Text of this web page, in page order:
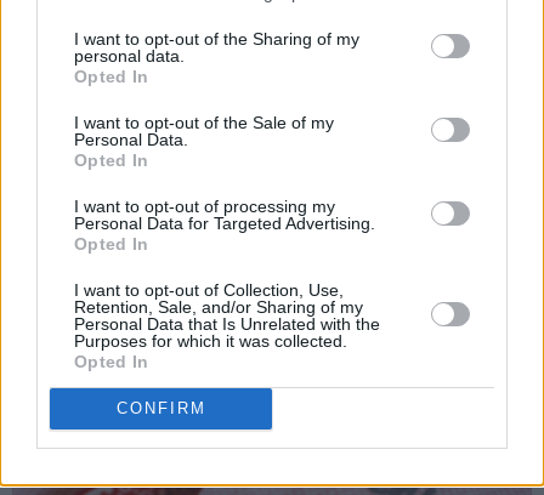
I want to opt-out of the Sharing of my
personal data.
Opted In
I want to opt-out of the Sale of my
Personal Data.
Opted In
I want to opt-out of processing my
Personal Data for Targeted Advertising.
Opted In
I want to opt-out of Collection, Use,
Retention, Sale, and/or Sharing of my
Personal Data that Is Unrelated with the
Purposes for which it was collected.
Opted In
CONFIRM
Søte servietter kjøpt hos Kremmerhuset i Oslo!